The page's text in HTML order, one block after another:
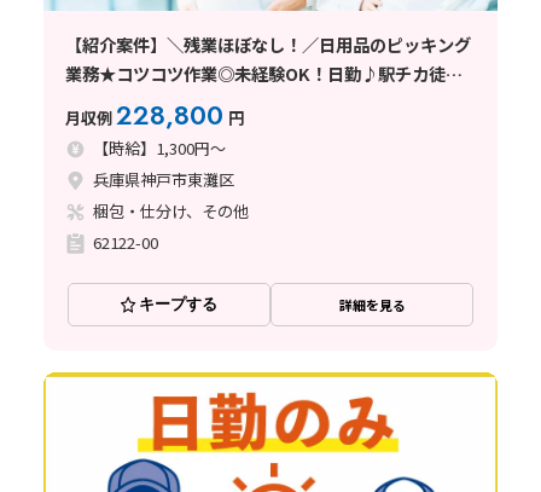
【紹介案件】＼残業ほぼなし！／日用品のピッキング
業務★コツコツ作業◎未経験OK！日勤♪駅チカ徒歩
月収例228,800 円
【時給】1,300円～
兵庫県神戸市東灘区
梱包・仕分け、その他
62122-00
キープする 詳細を見る